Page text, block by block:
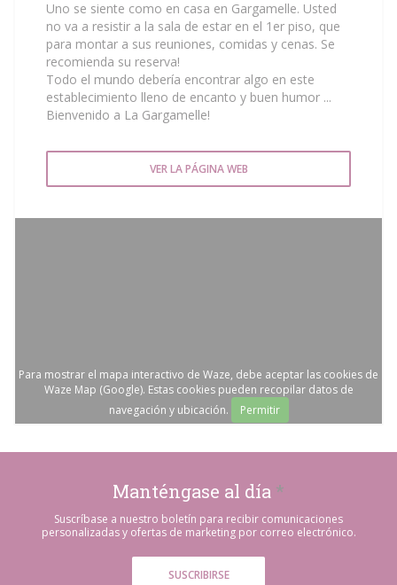
Uno se siente como en casa en Gargamelle. Usted
no va a resistir a la sala de estar en el 1er piso, que
para montar a sus reuniones, comidas y cenas. Se
recomienda su reserva!
Todo el mundo debería encontrar algo en este
establecimiento lleno de encanto y buen humor ...
Bienvenido a La Gargamelle!
VER LA PÁGINA WEB
Para mostrar el mapa interactivo de Waze, debe aceptar las cookies de
Waze Map (Google). Estas cookies pueden recopilar datos de
navegación y ubicación.
Permitir
Manténgase al día *
Suscríbase a nuestro boletín para recibir comunicaciones
personalizadas y ofertas de marketing por correo electrónico.
SUSCRIBIRSE